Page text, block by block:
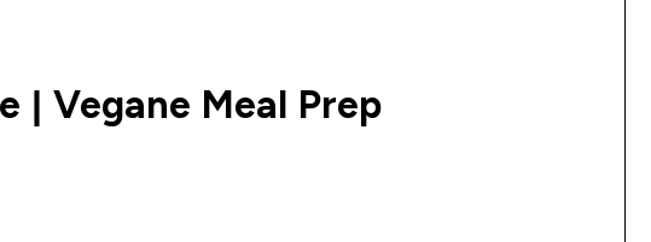
| Vegane Meal Prep